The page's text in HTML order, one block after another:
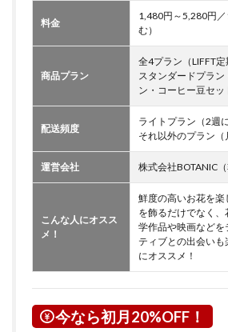
料金
1,480円～5,280円
む）
商品プラン
全4プラン（LIFFT定
スタンダードプラ
ン・コーヒー豆セッ
配送頻度
ライトプラン（2週
それ以外のプラン（
運営会社 株式会社BOTANIC（
こんな人にオスス
メ！
鮮度の高いお花を
を飾るだけでなく
学作品や映画などを
ティブとの出会い
にオススメ！
今なら初月20%OFF！